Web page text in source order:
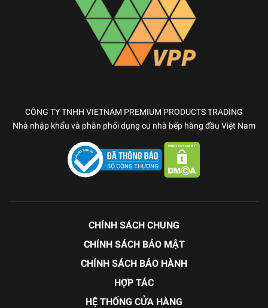
CÔNG TY TNHH VIETNAM PREMIUM PRODUCTS TRADING
Nhà nhập khẩu và phân phối dụng cụ nhà bếp hàng đầu Việt Nam
CHÍNH SÁCH CHUNG
CHÍNH SÁCH BẢO MẬT
CHÍNH SÁCH BẢO HÀNH
HỢP TÁC
HỆ THỐNG CỬA HÀNG